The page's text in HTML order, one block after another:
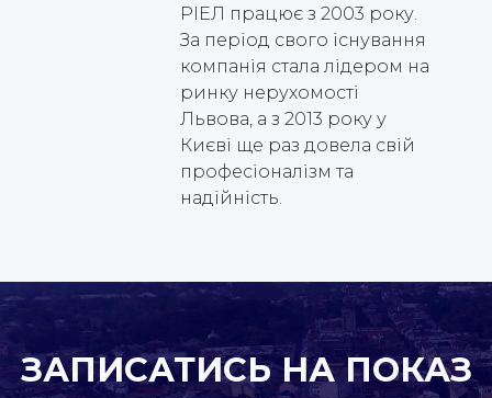
РІЕЛ працює з 2003 року.
За період свого існування
компанія стала лідером на
ринку нерухомості
Львова, а з 2013 року у
Києві ще раз довела свій
професіоналізм та
надійність.
ЗАПИСАТИСЬ НА ПОКАЗ